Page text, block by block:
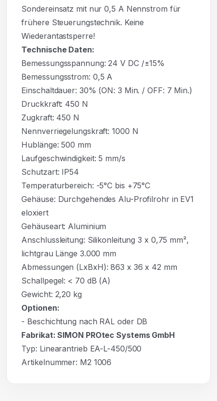
Sondereinsatz mit nur 0,5 A Nennstrom für
frühere Steuerungstechnik. Keine
Wiederantastsperre!
Technische Daten:
Bemessungsspannung: 24 V DC /±15%
Bemessungsstrom: 0,5 A
Einschaltdauer: 30% (ON: 3 Min. / OFF: 7 Min.)
Druckkraft: 450 N
Zugkraft: 450 N
Nennverriegelungskraft: 1000 N
Hublänge: 500 mm
Laufgeschwindigkeit: 5 mm/s
Schutzart: IP54
Temperaturbereich: -5°C bis +75°C
Gehäuse: Durchgehendes Alu-Profilrohr in EV1
eloxiert
Gehäuseart: Aluminium
Anschlussleitung: Silikonleitung 3 x 0,75 mm²,
lichtgrau Länge 3.000 mm
Abmessungen (LxBxH): 863 x 36 x 42 mm
Schallpegel: < 70 dB (A)
Gewicht: 2,20 kg
Optionen:
- Beschichtung nach RAL oder DB
Fabrikat: SIMON PROtec Systems GmbH
Typ: Linearantrieb EA-L-450/500
Artikelnummer: M2 1006